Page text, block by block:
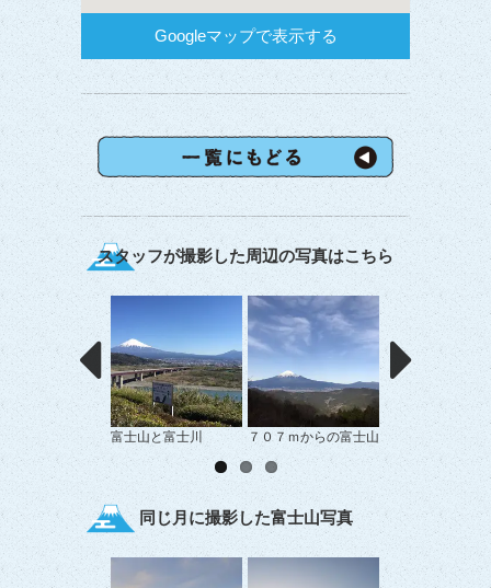
Googleマップで表示する
スタッフが撮影した周辺の写真はこちら
富士山と富士川 ７０７ｍからの富士山
富士川ＳＡから
士山
同じ月に撮影した富士山写真